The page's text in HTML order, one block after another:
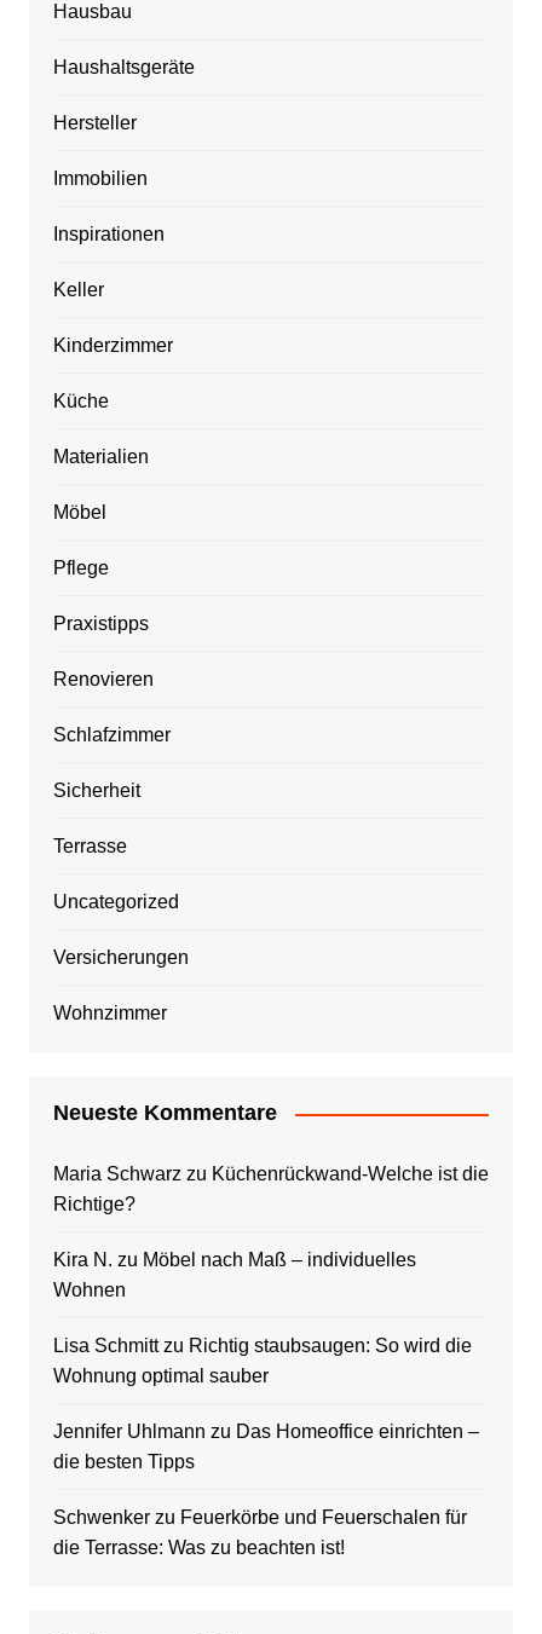
Hausbau
Haushaltsgeräte
Hersteller
Immobilien
Inspirationen
Keller
Kinderzimmer
Küche
Materialien
Möbel
Pflege
Praxistipps
Renovieren
Schlafzimmer
Sicherheit
Terrasse
Uncategorized
Versicherungen
Wohnzimmer
Neueste Kommentare
Maria Schwarz zu Küchenrückwand-Welche ist die
Richtige?
Kira N. zu Möbel nach Maß – individuelles
Wohnen
Lisa Schmittzu Richtig staubsaugen: So wird die
Wohnung optimal sauber
Jennifer Uhlmann zu Das Homeoffice einrichten –
die besten Tipps
Schwenkerzu Feuerkörbe und Feuerschalen für
die Terrasse: Was zu beachten ist!